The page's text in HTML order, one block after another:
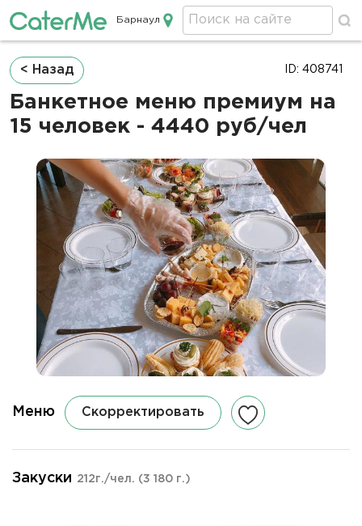
Кейтеринг в Барнауле
Барнаул
Строка
навигации
< Назад
Банкетное меню премиум на
15 человек - 4440 руб/чел
ID: 408741
Меню Скорректировать
Закуски 212г./чел. (3 180 г.)